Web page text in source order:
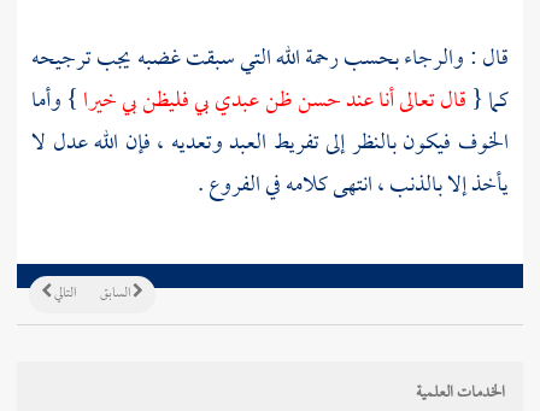
قال : والرجاء بحسب رحمة الله التي سبقت غضبه يجب ترجيحه
كما {قال تعالى أنا عند حسن ظن عبدي بي فليظن بي خيرا} وأما
الخوف فيكون بالنظر إلى تفريط العبد وتعديه ، فإن الله عدل لا
يأخذ إلا بالذنب ، انتهى كلامه في الفروع .
التالي السابق
الخدمات العلمية